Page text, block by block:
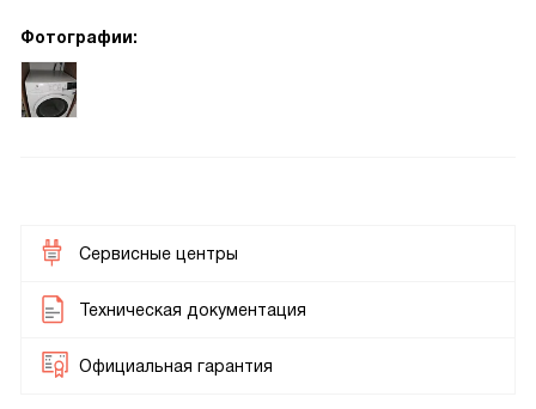
Фотографии:
Сервисные центры
Техническая документация
Официальная гарантия